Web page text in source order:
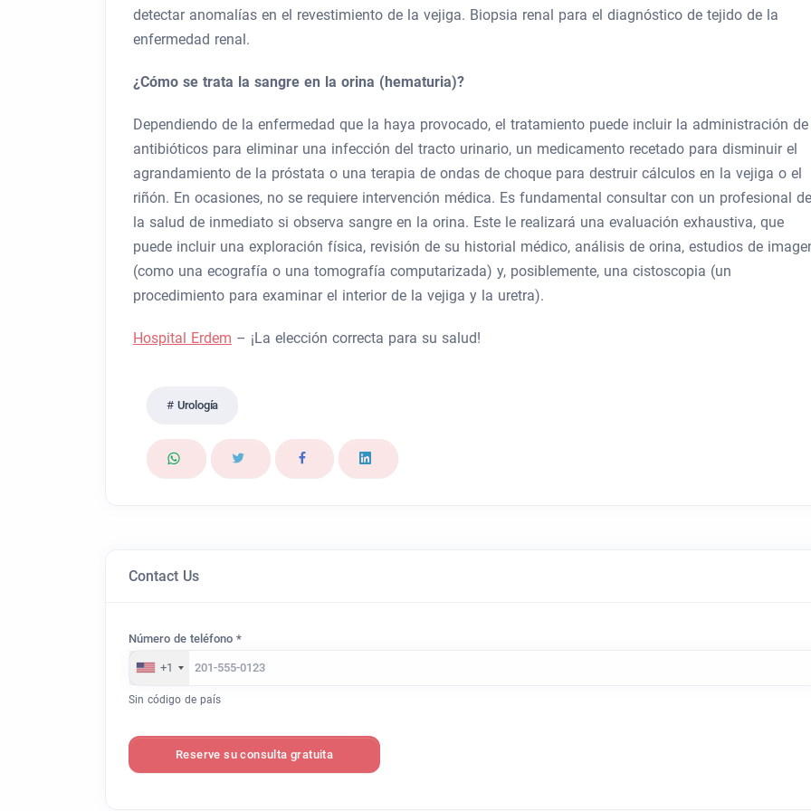
detectar anomalías en el revestimiento de la vejiga. Biopsia renal para el diagnóstico de tejido de la
enfermedad renal.
¿Cómo se trata la sangre en la orina (hematuria)?
Dependiendo de la enfermedad que la haya provocado, el tratamiento puede incluir la administración de
antibióticos para eliminar una infección del tracto urinario, un medicamento recetado para disminuir el
agrandamiento de la próstata o una terapia de ondas de choque para destruir cálculos en la vejiga o el
riñón. En ocasiones, no se requiere intervención médica. Es fundamental consultar con un profesional de
la salud de inmediato si observa sangre en la orina. Este le realizará una evaluación exhaustiva, que
puede incluir una exploración física, revisión de su historial médico, análisis de orina, estudios de
(como una ecografía o una tomografía computarizada) y, posiblemente, una cistoscopia (un
procedimiento para examinar el interior de la vejiga y la uretra).
Hospital Erdem – ¡La elección correcta para su salud!
Urología
Contact Us
Número de teléfono *
+1
Sin código de país
Reserve su consulta gratuita